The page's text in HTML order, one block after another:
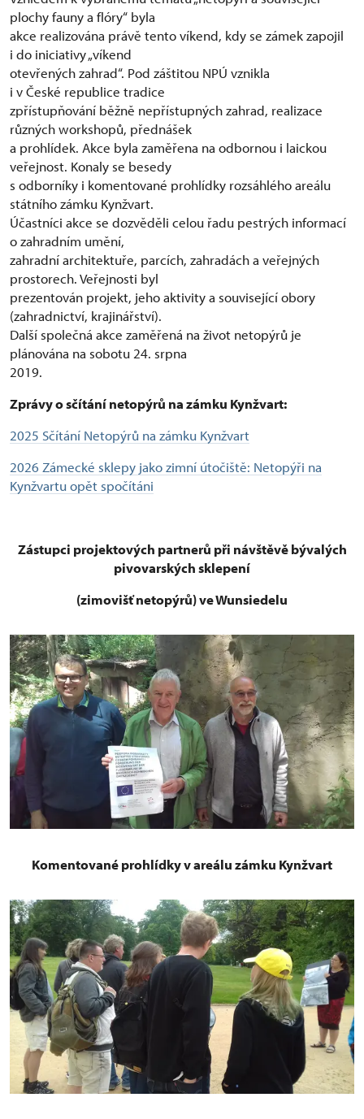
plochy fauny a flóry“ byla
akce realizována právě tento víkend, kdy se zámek zapojil
i do iniciativy „víkend
otevřených zahrad“. Pod záštitou NPÚ vznikla
i v České republice tradice
zpřístupňování běžně nepřístupných zahrad, realizace
různých workshopů, přednášek
a prohlídek. Akce byla zaměřena na odbornou i laickou
veřejnost. Konaly se besedy
s odborníky i komentované prohlídky rozsáhlého areálu
státního zámku Kynžvart.
Účastníci akce se dozvěděli celou řadu pestrých informací
o zahradním umění,
zahradní architektuře, parcích, zahradách a veřejných
prostorech. Veřejnosti byl
prezentován projekt, jeho aktivity a související obory
(zahradnictví, krajinářství).
Další společná akce zaměřená na život netopýrů je
plánována na sobotu 24. srpna
2019.
Zprávy o sčítání netopýrů na zámku Kynžvart:
2025 Sčítání Netopýrů na zámku Kynžvart
2026 Zámecké sklepy jako zimní útočiště: Netopýři na
Kynžvartu opět spočítáni
Zástupci projektových partnerů při návštěvě bývalých
pivovarských sklepení
(zimovišť netopýrů) ve Wunsiedelu
Komentované prohlídky v areálu zámku Kynžvart